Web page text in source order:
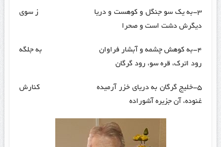
۳-به یک سو جنگل و کوهست و دریا ز سوی
دیگرش دشت است و صحرا
۴-به کوهش چشمه و آبشار فراوان به جلگه
رود اترک، قره سو، رود گرگان
۵-خلیج گرگان به دریای خزر آرمیده کنارش
غنوده، آن جزیره آشوراده